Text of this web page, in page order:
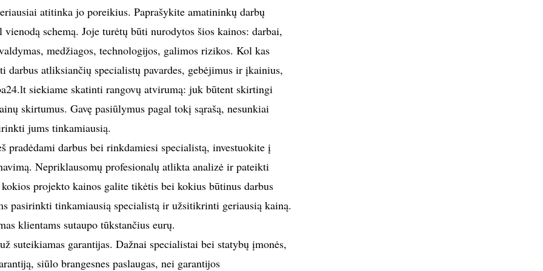
atitinka jo poreikius. Paprašykite amatininkų darbų
schemą. Joje turėtų būti nurodytos šios kainos: darbai,
medžiagos, technologijos, galimos rizikos. Kol kas
darbus atliksiančių specialistų pavardes, gebėjimus ir įkainius,
siekiame skatinti rangovų atvirumą: juk būtent skirtingi
skirtumus. Gavę pasiūlymus pagal tokį sąrašą, nesunkiai
jums tinkamiausią.
pradėdami darbus bei rinkdamiesi specialistą, investuokite į
Nepriklausomų profesionalų atlikta analizė ir pateikti
projekto kainos galite tikėtis bei kokius būtinus darbus
pasirinkti tinkamiausią specialistą ir užsitikrinti geriausią kainą.
klientams sutaupo tūkstančius eurų.
suteikiamas garantijas. Dažnai specialistai bei statybų įmonės,
siūlo brangesnes paslaugas, nei garantijos